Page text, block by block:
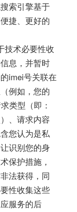
索引擎基于
捷、更好的
技术必要性收
息，并暂时
imei号关联在
例如，您的
类型（即：
、请求内容
您认为是私
识别您的身
保护措施，
法获得，同
性收集这些
服务的后